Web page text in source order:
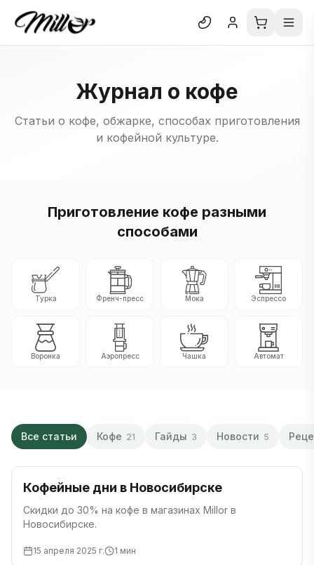
Отзывы
Журнал о кофе
Статьи о кофе, обжарке, способах приготовления
и кофейной культуре.
Приготовление кофе разными
способами
Турка Френч-пресс Мока Эспрессо
Воронка Аэропресс Чашка Автомат
Все статьи Кофе 21 Гайды 3 Новости 5
Новости
Кофейные дни в Новосибирске
Скидки до 30% на кофе в магазинах Millor в
Новосибирске.
15 апреля 2025 г. 1 мин